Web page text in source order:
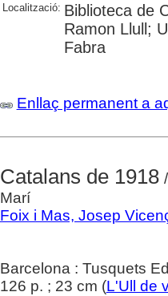
Localització: Biblioteca de
Ramon Llull;
Fabra
Enllaç permanent a
Catalans de 1918
Marí
Foix i Mas, Josep
Barcelona : Tusquets
126 p. ; 23 cm (L'Ull de